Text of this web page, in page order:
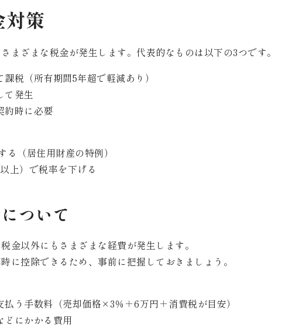
策
まざまな税金が発生します。代表的なものは以下の3つです。
課税（所有期間5年超で軽減あり）
て発生
約時に必要
る（居住用財産の特例）
上）で税率を下げる
ついて
金以外にもさまざまな経費が発生します。
に控除できるため、事前に把握しておきましょう。
払う手数料（売却価格×3％＋6万円＋消費税が目安）
どにかかる費用